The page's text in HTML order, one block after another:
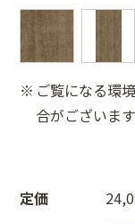
ご覧になる環
合がございます
定価